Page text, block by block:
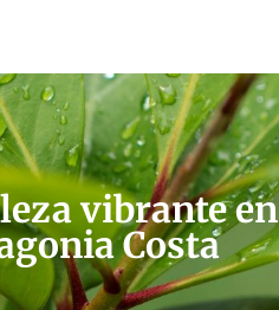
vibrante en
Costa